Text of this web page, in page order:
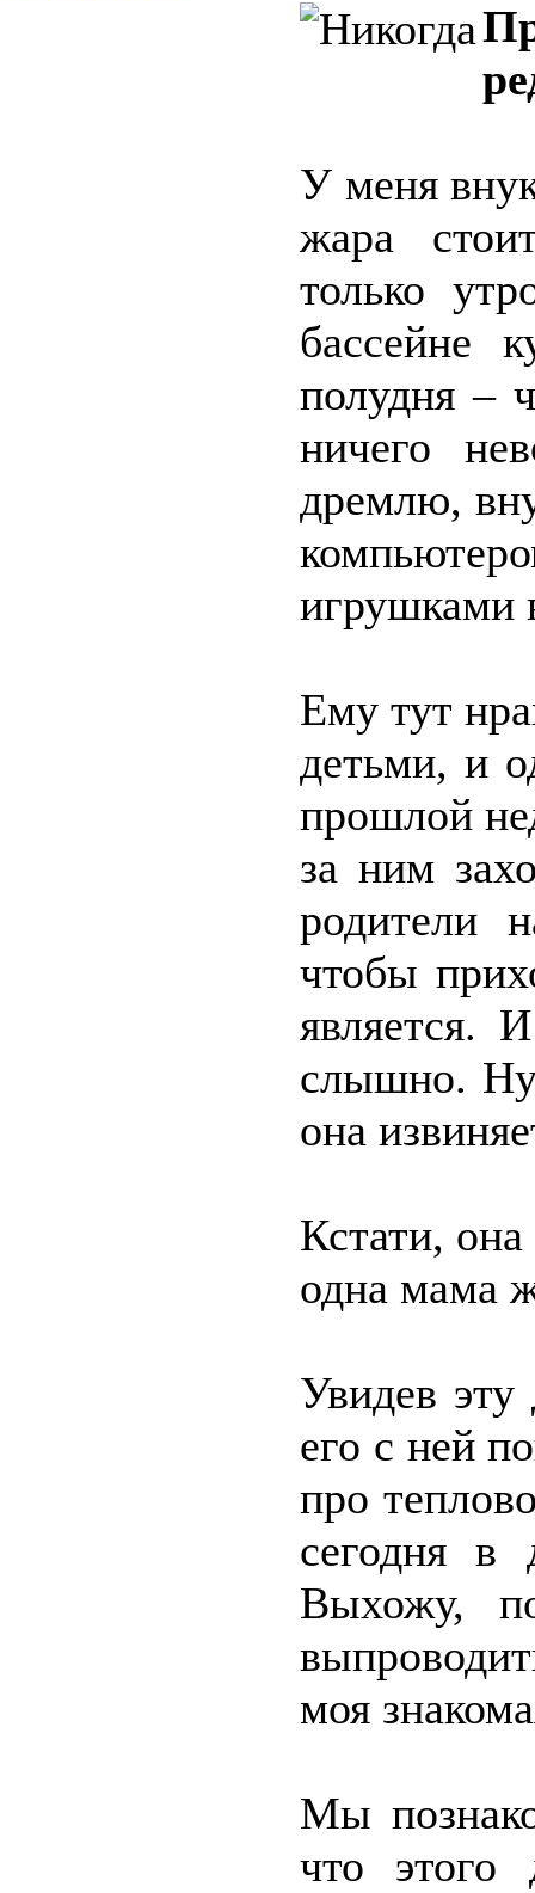
У меня
жара
только
бассейне
полудня –
ничего
дремлю,
игрушками
Ему тут
детьми, и
прошлой
за ним
родители
чтобы
является.
слышно.
она
Кстати,
одна мама
Увидев эту
его с ней
про
сегодня в
Выхожу,
моя
Мы
что этого